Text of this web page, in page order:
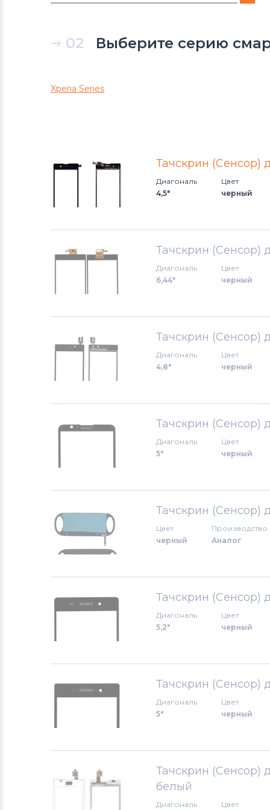
Тачскрины для смартфонов
Тачскрины для смартфонов
Тачскрины для смартфоновHTC
Тачскрины для смартфонов
Тачскрины для смартфонов
Тачскрины для смартфонов
Тачскрины для смартфоновHP
Highscreen
Тачскрины для смартфонов
Bravis
Тачскрины для смартфонов
Nokia
Тачскрины для смартфоновAmoi
Тачскрины для смартфонов
Explay
Тачскрины для смартфоновSony
02 Выберите серию
Xperia Series
Тачскрин (Сенсор)
Диагональ
4,5"
Цвет
черный
Тачскрин (Сенсор)
Диагональ
6,44"
Цвет
черный
Тачскрин (Сенсор)
Диагональ
4,8"
Цвет
черный
Тачскрин (Сенсор)
Диагональ
5"
Цвет
черный
Тачскрин (Сенсор)
Цвет
черный
Производство
Аналог
Тачскрин (Сенсор)
Диагональ
5,2"
Цвет
черный
Тачскрин (Сенсор)
Диагональ
5"
Цвет
черный
Тачскрин (Сенсор)
белый
Диагональ
Цвет